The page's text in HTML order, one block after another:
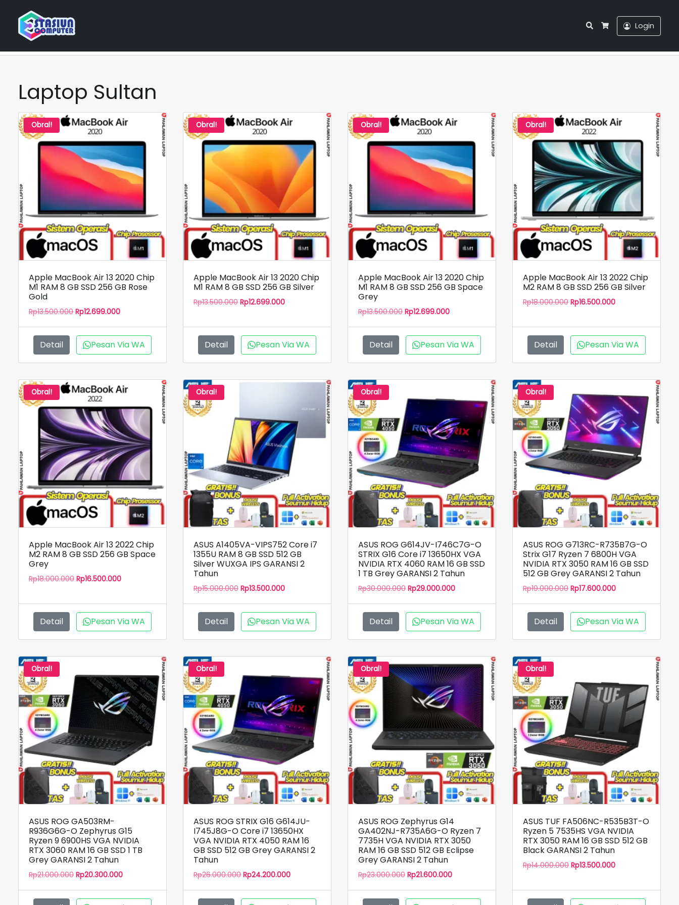
Search
Cart
Login
Home
Laptop Sultan
Obral!
Apple MacBook Air 13 2020 Chip
M1 RAM 8 GB SSD 256 GB Rose
Gold
Rp13.500.000 Harga
Rp13.500.000.
Rp12.699.000Harga
adalah:
Rp12.699.000.
Detail Pesan Via WA
Obral!
Apple MacBook Air 13 2020 Chip
M1 RAM 8 GB SSD 256 GB Silver
Rp13.500.000 Harga
Rp12.699.000Harga
Rp12.699.000.
Detail Pesan Via WA
Obral!
Apple MacBook Air 13 2020 Chip
M1 RAM 8 GB SSD 256 GB Space
Grey
Rp13.500.000 Harga
Rp13.500.000.
Rp12.699.000Harga
adalah:
Rp12.699.000.
Detail Pesan Via WA
Obral!
Apple MacBook Air 13 2022 Chip
M2 RAM 8 GB SSD 256 GB Silver
Rp18.000.000 Harga
Rp16.500.000Harga
Rp16.500.000.
Detail Pesan Via WA
Obral!
Apple MacBook Air 13 2022 Chip
M2 RAM 8 GB SSD 256 GB Space
Grey
Rp18.000.000 Harga
Rp16.500.000Harga
Rp16.500.000.
Detail Pesan Via WA
Obral!
ASUS A1405VA-VIPS752 Core i7
1355U RAM 8 GB SSD 512 GB
Silver WUXGA IPS GARANSI 2
Tahun
Rp15.000.000 Harga
Rp15.000.000.
Rp13.500.000Harga
adalah:
Rp13.500.000.
Detail Pesan Via WA
Obral!
ASUS ROG G614JV-I746C7G-O
STRIX G16 Core i7 13650HX VGA
NVIDIA RTX 4060 RAM 16 GB SSD
1 TB Grey GARANSI 2 Tahun
Rp30.000.000 Harga
Rp30.000.000.
Rp29.000.000Harga
adalah:
Rp29.000.000.
Detail Pesan Via WA
Obral!
ASUS ROG G713RC-R735B7G-O
Strix G17 Ryzen 7 6800H VGA
NVIDIA RTX 3050 RAM 16 GB SSD
512 GB Grey GARANSI 2 Tahun
Rp19.000.000 Harga
Rp19.000.000.
Rp17.600.000Harga
adalah:
Rp17.600.000.
Detail Pesan Via WA
Obral!
ASUS ROG GA503RM-
R936G6G-O Zephyrus G15
Ryzen 9 6900HS VGA NVIDIA
RTX 3060 RAM 16 GB SSD 1 TB
Grey GARANSI 2 Tahun
Rp21.000.000 Harga
Rp20.300.000Harga
Obral!
ASUS ROG STRIX G16 G614JU-
I745J8G-O Core i7 13650HX
VGA NVIDIA RTX 4050 RAM 16
GB SSD 512 GB Grey GARANSI 2
Tahun
Rp26.000.000 Harga
Rp24.200.000Harga
Obral!
ASUS ROG Zephyrus G14
GA402NJ-R735A6G-O Ryzen 7
7735H VGA NVIDIA RTX 3050
RAM 16 GB SSD 512 GB Eclipse
Grey GARANSI 2 Tahun
Rp23.000.000 Harga
Rp21.600.000Harga
Obral!
ASUS TUF FA506NC-R535B3T-O
Ryzen 5 7535HS VGA NVIDIA
RTX 3050 RAM 16 GB SSD 512 GB
Black GARANSI 2 Tahun
Rp14.000.000 Harga
Rp13.500.000Harga